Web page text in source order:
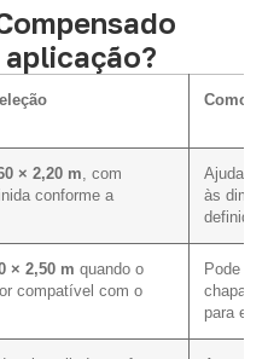
Como
× 2,20 m , com
conforme a
Ajuda a
às
× 2,50 m quando o
compatível com o
Pode
chapa
para